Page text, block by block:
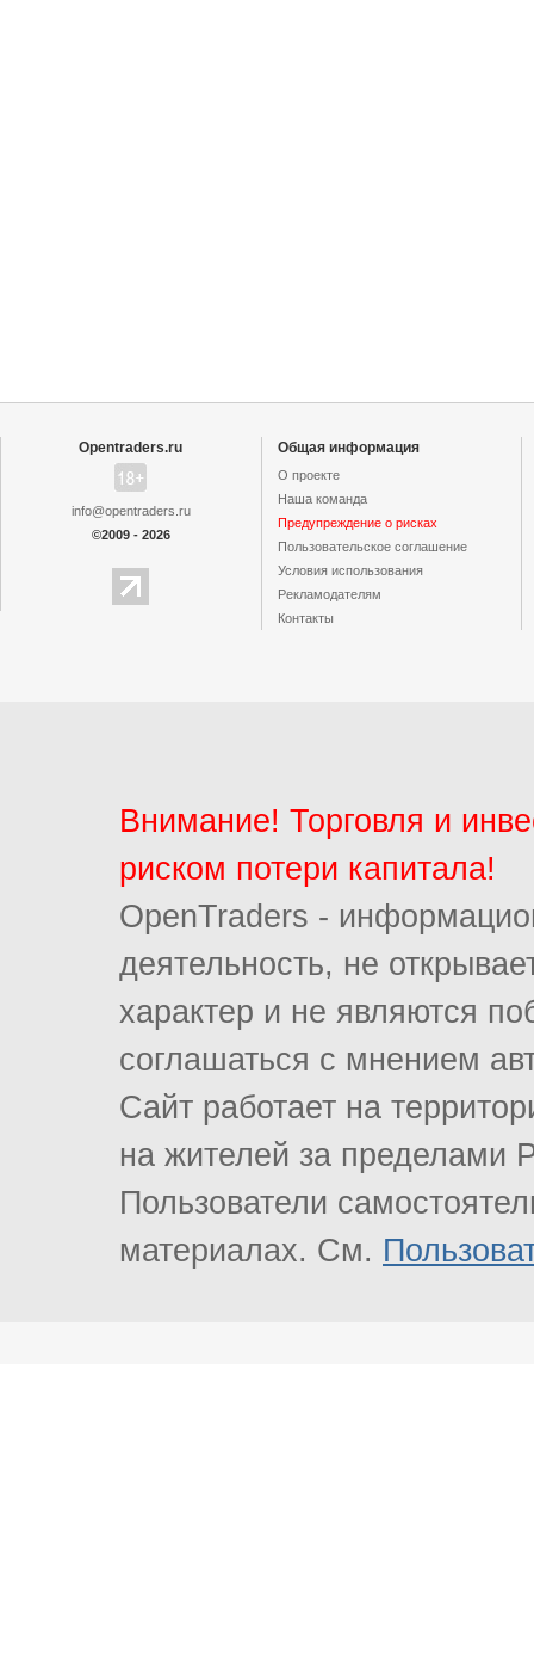
Opentraders.ru
info@opentraders.ru
©2009 - 2026
Общая информация
О проекте
Наша команда
Предупреждение о рисках
Пользовательское cоглашение
Условия использования
Рекламодателям
Контакты
Внимание! Торговля и
риском потери капитала!
OpenTraders -
деятельность, не
характер и не являются
соглашаться с мнением
Сайт работает на
на жителей за пределами
Пользователи
материалах. См.